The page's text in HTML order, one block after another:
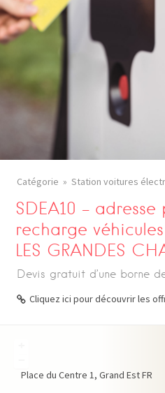
Catégorie Station voitures
SDEA10 –
recharge
LES GRANDES
Devis gratuit d’une borne
Cliquez ici pour découvrir les
Place du Centre 1 Grand EstFR